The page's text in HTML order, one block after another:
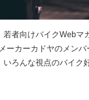
者向けバイクWebマ
ーカーカドヤのメンバ
いろんな視点のバイク